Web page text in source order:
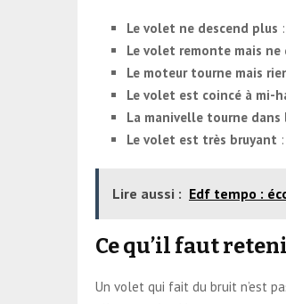
Le volet ne descend plus
Le volet remonte mais ne
Le moteur tourne mais
Le volet est coincé à mi-
La manivelle tourne dans
Le volet est très bruyant
Lire aussi : Edf tempo :
Ce qu’il faut
Un volet qui fait du bruit n’est